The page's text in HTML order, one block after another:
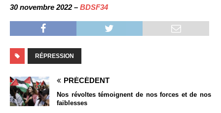
30 novembre 2022 – BDSF34
RÉPRESSION
PRÉCÉDENT
Nos révoltes témoignent de nos forces et de nos
faiblesses